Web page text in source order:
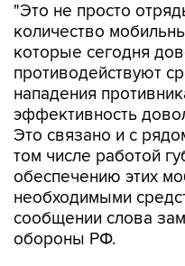
"Это не просто
количество
которые сегодня
противодействуют
нападения
эффективность
Это связано и с
том числе работой
обеспечению этих
необходимыми
сообщении слова
обороны РФ.